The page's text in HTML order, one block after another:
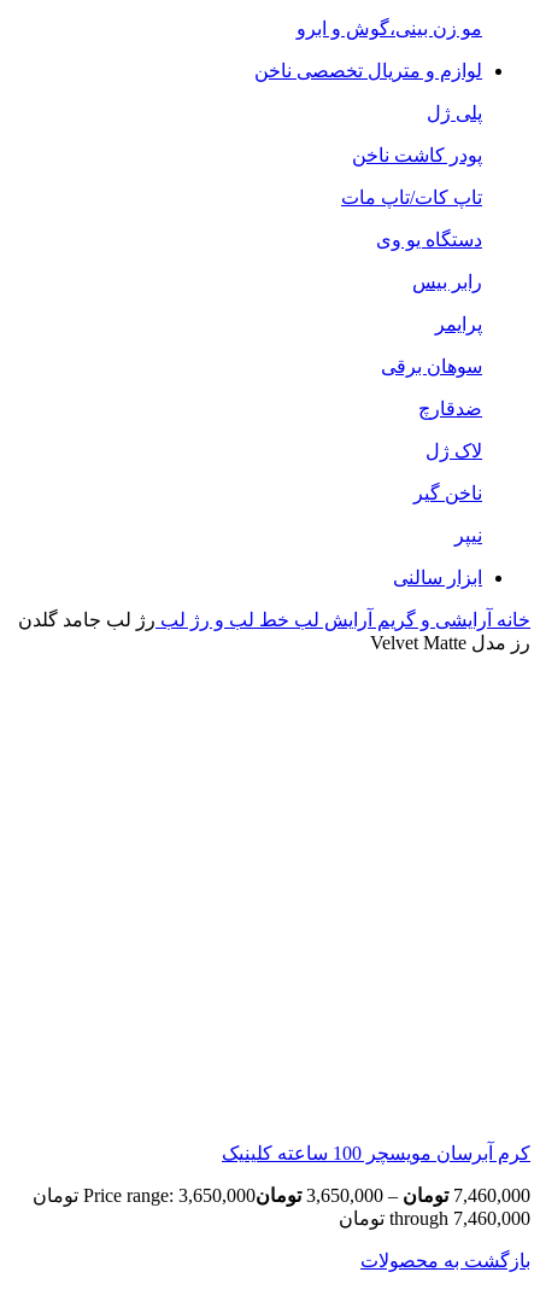
مو زن بینی،گوش و ابرو
لوازم و متریال تخصصی ناخن
پلی ژل
پودر کاشت ناخن
تاپ کات/تاپ مات
دستگاه یو وی
رابر بیس
پرایمر
سوهان برقی
ضدقارچ
لاک ژل
ناخن گیر
نیپر
ابزار سالنی
خانه آرایشی و گریم آرایش لب خط لب و رژ لب رژ لب جامد گلدن
رز مدل Velvet Matte
کرم آبرسان مویسچر 100 ساعته کلینیک
7,460,000 تومان –
3,650,000 تومان
Price range: 3,650,000 تومان
through 7,460,000 تومان
بازگشت به محصولات